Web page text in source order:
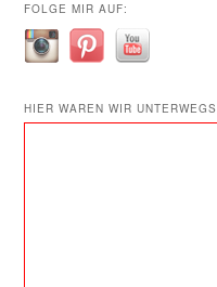
FOLGE MIR AUF:
HIER WAREN WIR UNTERWEGS